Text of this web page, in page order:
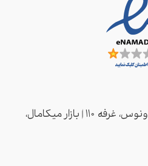
بازار دیپلمات، غرفه ۱۴ | بازار ونوس، غرفه ۱۱۰ | بازار میکامال،